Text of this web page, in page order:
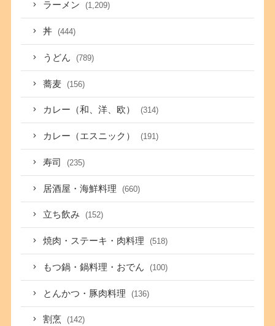
ラーメン (1,209)
丼 (444)
うどん (789)
蕎麦 (156)
カレー（和、洋、欧） (314)
カレー（エスニック） (191)
寿司 (235)
居酒屋・海鮮料理 (660)
立ち飲み (152)
焼肉・ステーキ・肉料理 (518)
もつ鍋・鍋料理・おでん (100)
とんかつ・豚肉料理 (136)
割烹 (142)